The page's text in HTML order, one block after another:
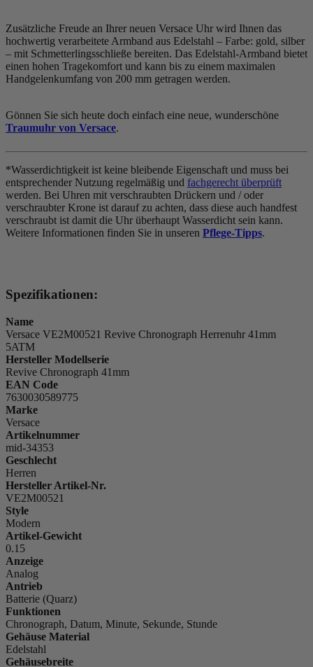
Zusätzliche Freude an Ihrer neuen Versace Uhr wird Ihnen das
hochwertig verarbeitete Armband aus Edelstahl – Farbe: gold, silber
– mit Schmetterlingsschließe bereiten. Das Edelstahl-Armband bietet
einen hohen Tragekomfort und kann bis zu einem maximalen
Handgelenkumfang von 200 mm getragen werden.
Gönnen Sie sich heute doch einfach eine neue, wunderschöne
Traumuhr von Versace.
*Wasserdichtigkeit ist keine bleibende Eigenschaft und muss bei
entsprechender Nutzung regelmäßig und fachgerecht überprüft
werden. Bei Uhren mit verschraubten Drückern und / oder
verschraubter Krone ist darauf zu achten, dass diese auch handfest
verschraubt ist damit die Uhr überhaupt Wasserdicht sein kann.
Weitere Informationen finden Sie in unseren Pflege-Tipps.
Spezifikationen:
Name
Versace VE2M00521 Revive Chronograph Herrenuhr 41mm
5ATM
Hersteller Modellserie
Revive Chronograph 41mm
EAN Code
7630030589775
Marke
Versace
Artikelnummer
mid-34353
Geschlecht
Herren
Hersteller Artikel-Nr.
VE2M00521
Style
Modern
Artikel-Gewicht
0.15
Anzeige
Analog
Antrieb
Batterie (Quarz)
Funktionen
Chronograph, Datum, Minute, Sekunde, Stunde
Gehäuse Material
Edelstahl
Gehäusebreite